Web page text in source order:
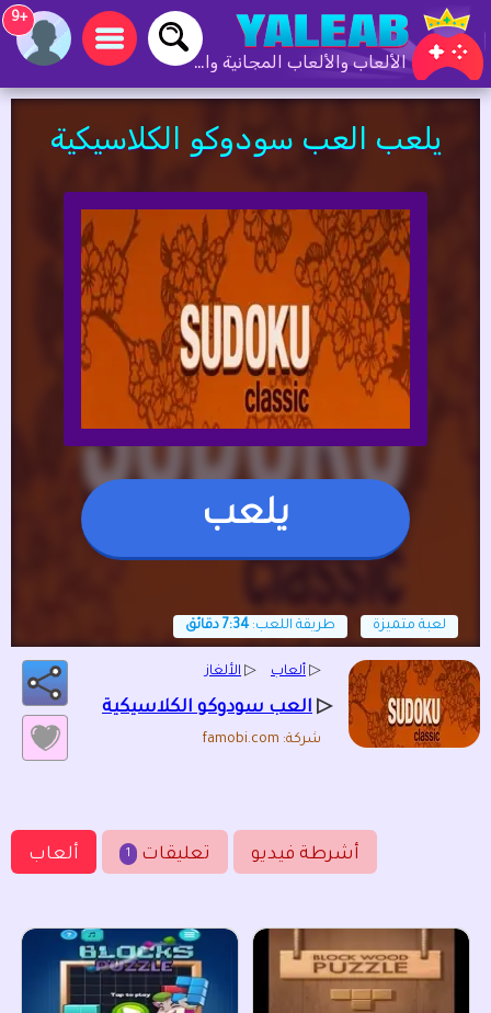
الألعاب والألعاب المجانية والألعاب عبر الإنترنت
+9
يلعب العب سودوكو الكلاسيكية
يلعب
لعبة متميزة طريقة اللعب:7:34 دقائق
▷ ألعاب ▷ الألغاز
▷ العب سودوكو الكلاسيكية
شركة: famobi.com
ألعاب 1 تعليقات أشرطة فيديو